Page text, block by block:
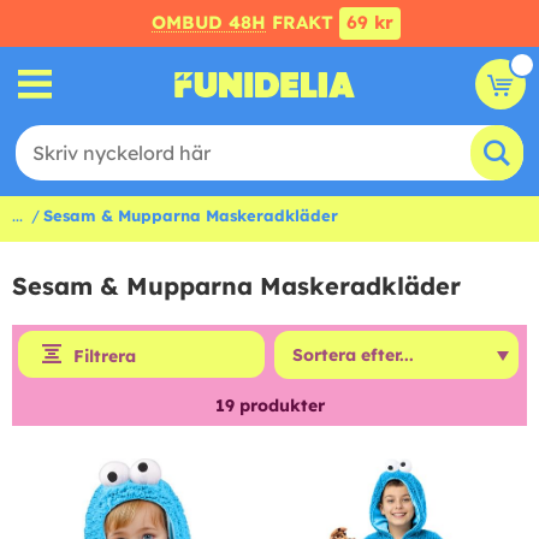
OMBUD 48H FRAKT 69 kr
... Sesam & Mupparna Maskeradkläder
Sesam & Mupparna Maskeradkläder
Filtrera
19produkter